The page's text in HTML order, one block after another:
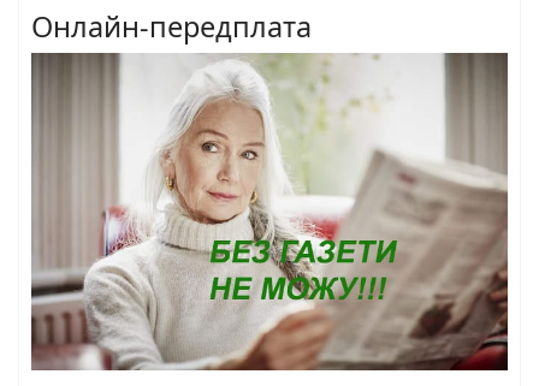
Онлайн-передплата